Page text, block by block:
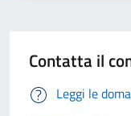
Contatta il
Leggi le